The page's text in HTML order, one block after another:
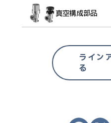
真空構成部品
ライン
る